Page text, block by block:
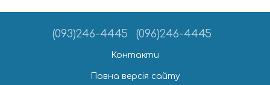
(093)246-4445 (096)246-4445
Контакти
Повна версія сайту